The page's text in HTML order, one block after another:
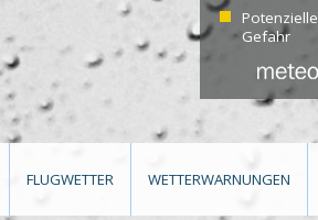
Potenzielle
Gefahr
FLUGWETTER WETTERWARNUNGEN